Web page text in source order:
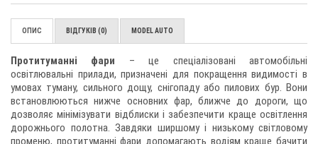
ОПИС ВІДГУКІВ (0) MODEL AUTO
Протитуманні фари – це спеціалізовані автомобільні
освітлювальні прилади, призначені для покращення видимості в
умовах туману, сильного дощу, снігопаду або пилових бур. Вони
встановлюються нижче основних фар, ближче до дороги, що
дозволяє мінімізувати відблиски і забезпечити краще освітлення
дорожнього полотна. Завдяки ширшому і низькому світловому
променю, протитуманні фари допомагають водіям краще бачити